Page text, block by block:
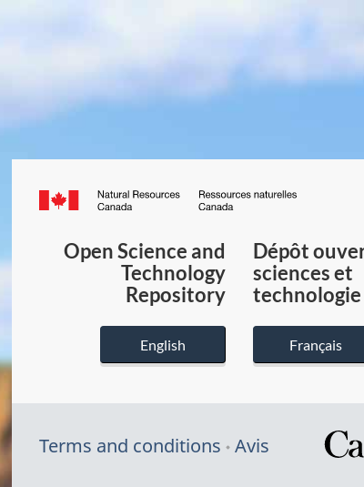
Canada.ca
du
Canada
Open Science and
Technology
Repository
English
Dépôt
sciences et
technologie
Français
Terms and conditions Avis